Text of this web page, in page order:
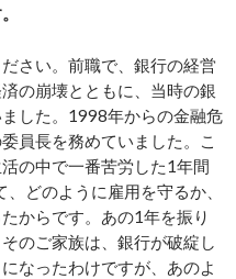
さい。前職で、銀行の経営
の崩壊とともに、当時の銀
した。1998年からの金融危
員長を務めていました。こ
の中で一番苦労した1年間
どのように雇用を守るか、
からです。あの1年を振り
のご家族は、銀行が破綻し
なったわけですが、あのよ